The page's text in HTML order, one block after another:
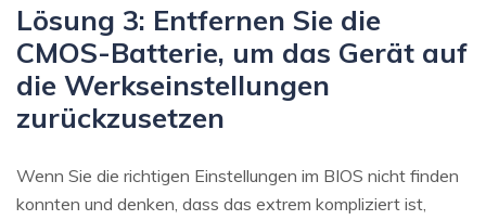
Lösung 3: Entfernen Sie die
CMOS-Batterie, um das Gerät auf
die Werkseinstellungen
zurückzusetzen
Wenn Sie die richtigen Einstellungen im BIOS nicht finden
konnten und denken, dass das extrem kompliziert ist,